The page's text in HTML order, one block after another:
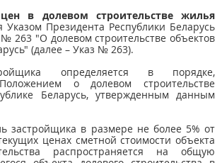
в долевом строительстве жилья
Указом Президента Республики Беларусь
263 "О долевом строительстве объектов
(далее – Указ № 263).
определяется в порядке,
о долевом строительстве
Беларусь, утвержденным данным
застройщика в размере не более 5% от
ценах сметной стоимости объекта
распространяется на общую